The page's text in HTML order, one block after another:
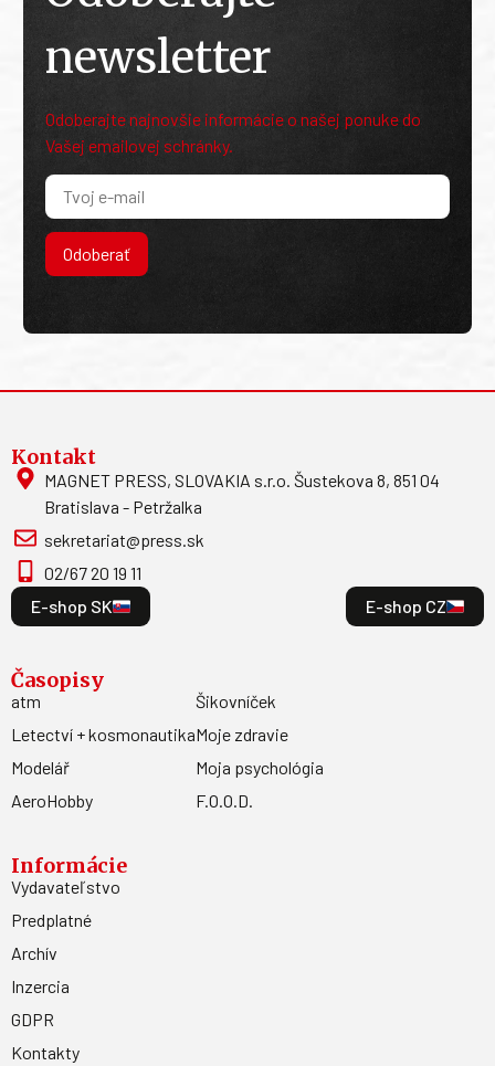
newsletter
Odoberajte najnovšie informácie o našej ponuke do
Vašej emailovej schránky.
Odoberať
Kontakt
MAGNET PRESS, SLOVAKIA s.r.o. Šustekova 8, 851 04
Bratislava - Petržalka
sekretariat@press.sk
02/67 20 19 11
E-shop SK
E-shop CZ
Časopisy
atm
Letectví + kosmonautika
Modelář
AeroHobby
Šikovníček
Moje zdravie
Moja psychológia
F.O.O.D.
Informácie
Vydavateľstvo
Predplatné
Archív
Inzercia
GDPR
Kontakty